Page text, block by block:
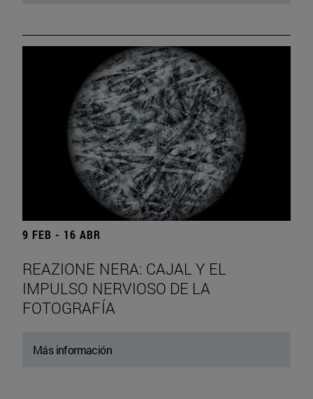
9 FEB - 16 ABR
REAZIONE NERA: CAJAL Y EL
IMPULSO NERVIOSO DE LA
FOTOGRAFÍA
Más información